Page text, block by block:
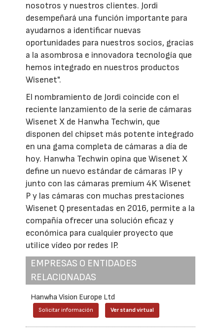
nosotros y nuestros clientes. Jordi
desempeñará una función importante para
ayudarnos a identificar nuevas
oportunidades para nuestros socios, gracias
a la asombrosa e innovadora tecnología que
hemos integrado en nuestros productos
Wisenet".
El nombramiento de Jordi coincide con el
reciente lanzamiento de la serie de cámaras
Wisenet X de Hanwha Techwin, que
disponen del chipset más potente integrado
en una gama completa de cámaras a día de
hoy. Hanwha Techwin opina que Wisenet X
define un nuevo estándar de cámaras IP y
junto con las cámaras premium 4K Wisenet
P y las cámaras con muchas prestaciones
Wisenet Q presentadas en 2016, permite a la
compañía ofrecer una solución eficaz y
económica para cualquier proyecto que
utilice vídeo por redes IP.
EMPRESAS O ENTIDADES
RELACIONADAS
Hanwha Vision Europe Ltd
Solicitar información Ver stand virtual